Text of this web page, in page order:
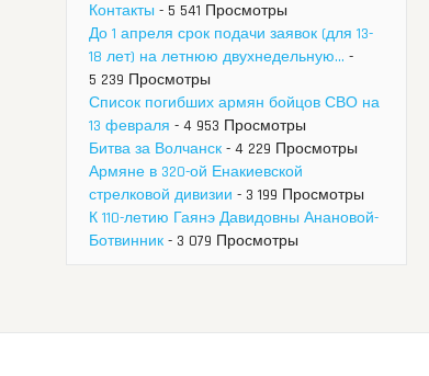
Контакты - 5 541 Просмотры
До 1 апреля срок подачи заявок (для 13-
18 лет) на летнюю двухнедельную... -
5 239 Просмотры
Список погибших армян бойцов СВО на
13 февраля - 4 953 Просмотры
Битва за Волчанск - 4 229 Просмотры
Армяне в 320-ой Енакиевской
стрелковой дивизии - 3 199 Просмотры
К 110-летию Гаянэ Давидовны Анановой-
Ботвинник - 3 079 Просмотры